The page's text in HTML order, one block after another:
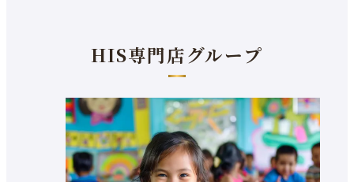
ト
を
別
ウ
イ
ン
ド
HIS専門店グループ